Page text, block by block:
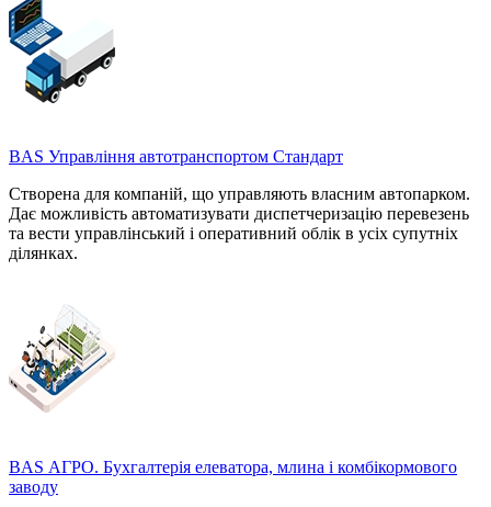
BAS Управління автотранспортом Стандарт
Створена для компаній, що управляють власним автопарком.
Дає можливість автоматизувати диспетчеризацію перевезень
та вести управлінський і оперативний облік в усіх супутніх
ділянках.
BAS АГРО. Бухгалтерія елеватора, млина і комбікормового
заводу